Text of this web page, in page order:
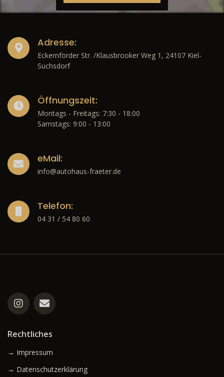
Adresse:
Eckernförder Str. /Klausbrooker Weg 1, 24107 Kiel-
Suchsdorf
Öffnungszeit:
Montags - Freitags: 7:30 - 18:00
Samstags: 9:00 - 13:00
eMail:
info@autohaus-fraeter.de
Telefon:
04 31 / 54 80 60
Rechtliches
→ Impressum
→ Datenschutzerklärung